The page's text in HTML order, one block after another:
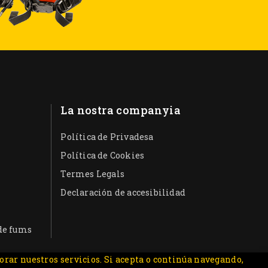
nuestros servicios. Si acepta o continúa navegando,
fums
La nostra companyia
Política de Privadesa
Política de Cookies
Termes Legals
Declaración de accesibilidad